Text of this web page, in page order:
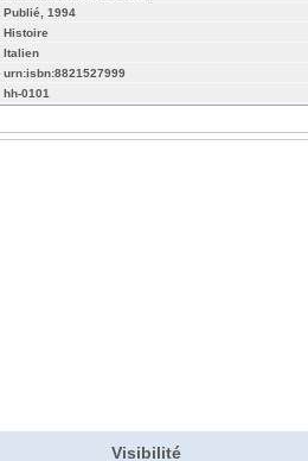
Publié, 1994
Histoire
Italien
urn:isbn:8821527999
hh-0101
Visibilité